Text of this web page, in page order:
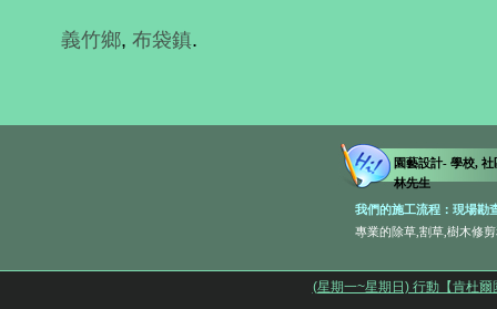
義竹鄉, 布袋鎮.
園藝設計- 學校,
林先生
我們的施工流程：現場勘
專業的除草,割草,樹木修
(星期一~星期日) 行動【肯杜